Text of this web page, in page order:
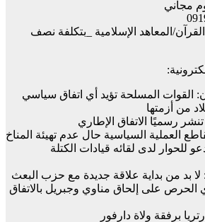
مجاني
المعاهد الإسلامية _بتكلفة نصف
القوات المسلحة تؤيد أي اتفاق سياسي
من أزمتها
تنشر رسميًا الاتفاق الإطاري
العملية السياسية حال عدم تهيئة المناخ
للحوار لدى لقائه قيادات الكتلة
لا بد من بداية علاقة جديدة مع حزب البعث
الحرص على إلحاق مناوي وجبريل بالاتفاق
برفقة ولاة دارفور